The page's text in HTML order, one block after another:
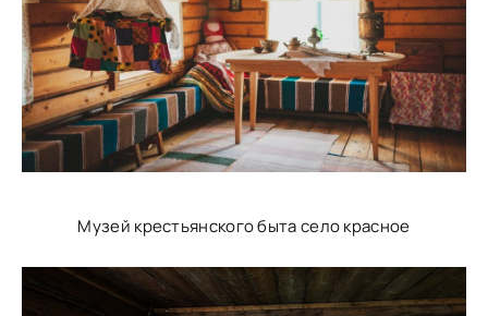
Музей крестьянского быта село красное